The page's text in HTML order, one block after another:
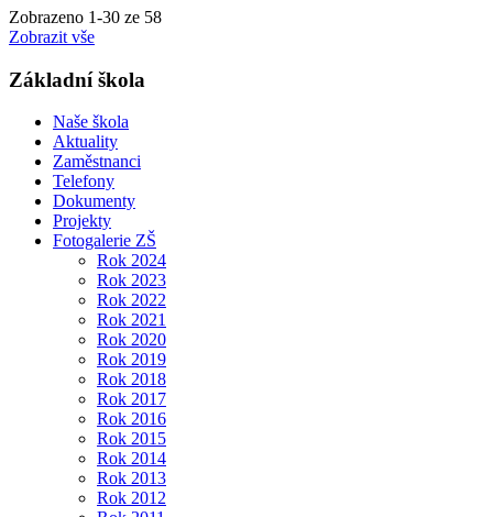
Zobrazeno 1-30 ze 58
Zobrazit vše
Základní škola
Naše škola
Aktuality
Zaměstnanci
Telefony
Dokumenty
Projekty
Fotogalerie ZŠ
Rok 2024
Rok 2023
Rok 2022
Rok 2021
Rok 2020
Rok 2019
Rok 2018
Rok 2017
Rok 2016
Rok 2015
Rok 2014
Rok 2013
Rok 2012